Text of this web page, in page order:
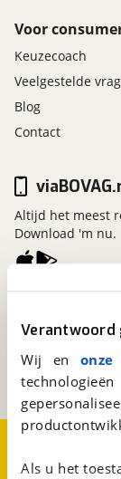
Verantwoord
Wij en
Als u het
Voor
Keuzecoach
Veelgestelde
Blog
Contact
Een
BOVAG
Altijd het meest
Download 'm nu.
Over viaBOVAG.nl